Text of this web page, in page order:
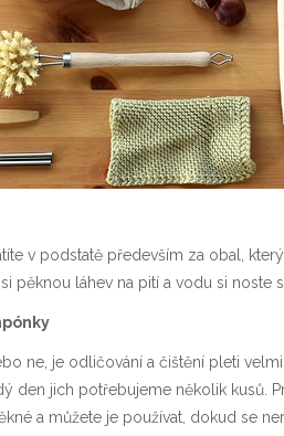
v podstatě především za obal,
pěknou láhev na pití a vodu si noste
ne, je odličování a čištění pleti
den jich potřebujeme několik kusů.
a můžete je používat, dokud se